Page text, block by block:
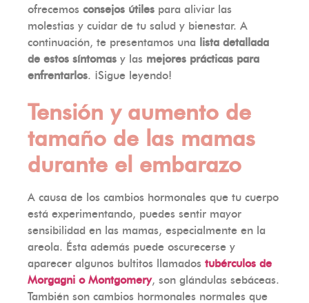
ofrecemos consejos útiles para aliviar las
molestias y cuidar de tu salud y bienestar. A
continuación, te presentamos una
lista detallada
de estos síntomas y las mejores prácticas para
enfrentarlos. ¡Sigue leyendo!
Tensión y aumento de
tamaño de las mamas
durante el embarazo
A causa de los cambios hormonales que tu cuerpo
está experimentando, puedes sentir mayor
sensibilidad en las mamas, especialmente en la
areola. Ésta además puede oscurecerse y
aparecer algunos bultitos llamados tubérculos de
Morgagni o Montgomery, son glándulas sebáceas.
También son cambios hormonales normales que